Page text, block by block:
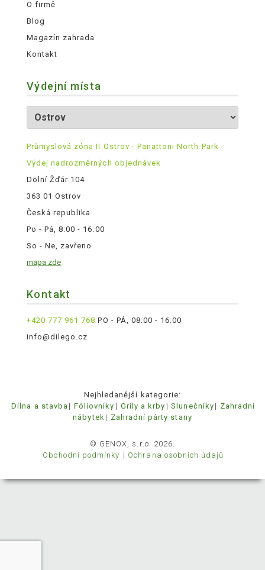
O firmě
Blog
Magazín zahrada
Kontakt
Výdejní místa
Průmyslová zóna II Ostrov - Panattoni North Park -
Výdej nadrozměrných objednávek
Dolní Žďár 104
363 01 Ostrov
Česká republika
Po - Pá, 8:00 - 16:00
So - Ne, zavřeno
mapa zde
Kontakt
+420 777 961 768 PO - PÁ, 08:00 - 16:00
info@dilego.cz
Nejhledanější kategorie:
Dílna a stavba
Fóliovníky Grily a krby Slunečníky
Zahradní
nábytek
Zahradní párty stany
© GENOX, s.r.o. 2026.
Obchodní podmínky
Ochrana osobních údajů